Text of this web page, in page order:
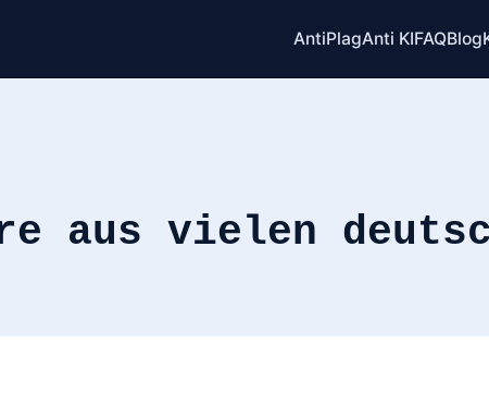
AntiPlagAnti KIFAQBlog
aus vielen